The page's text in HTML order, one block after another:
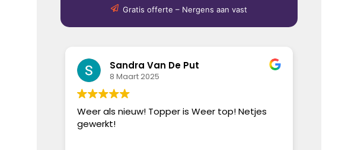
Gratis offerte – Nergens aan vast
Sandra Van De Put
8 Maart 2025
Weer als nieuw! Topper is Weer top! Netjes
gewerkt!